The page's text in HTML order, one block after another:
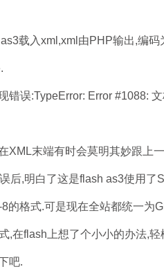
载入xml,xml由PHP输出,编码
:TypeError: Error #1088: 文
末端有时会莫明其妙跟上一
明白了这是flash as3使用了
式.可是现在全站都统一为
flash上想了个小小的办法,轻
吧.